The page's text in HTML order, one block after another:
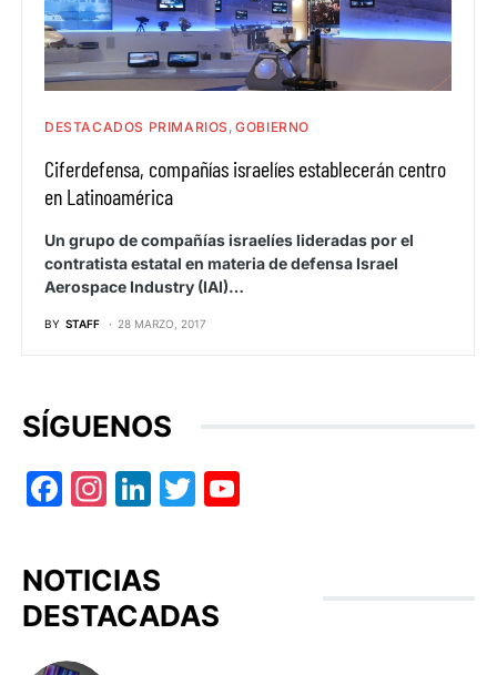
DESTACADOS PRIMARIOS GOBIERNO
Ciferdefensa, compañías israelíes establecerán centro
en Latinoamérica
Un grupo de compañías israelíes lideradas por el
contratista estatal en materia de defensa Israel
Aerospace Industry (IAI)…
BY STAFF 28 MARZO, 2017
SÍGUENOS
Facebook
Instagram
LinkedIn
Twitter
NOTICIAS
DESTACADAS